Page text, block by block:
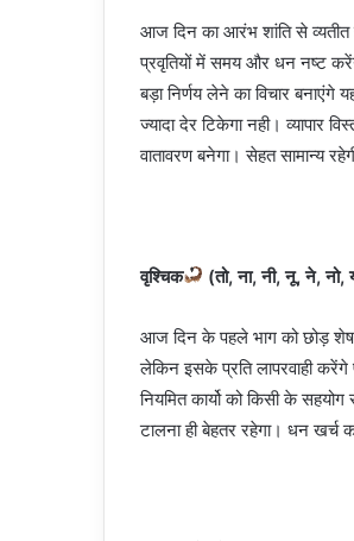
आज दिन का आरंभ शांति से व्यतीत
प्रवृतियों में समय और धन नष्ट
बड़ा निर्णय लेने का विचार
ज्यादा देर टिकेगा नही।
वातावरण बनेगा। सेहत सामान्य
वृश्चिक (तो, ना, नी, नू, ने, नो,
आज दिन के पहले भाग को छोड़ शेष
लेकिन इसके प्रति लापरवाही करेंगे
नियमित कार्यो को किसी के
टालना ही बेहतर रहेगा। धन